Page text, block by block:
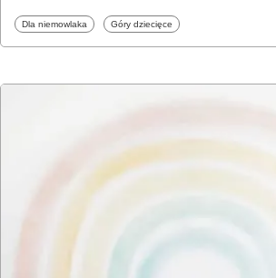
Fototapety
Dla niemowlaka Fototapety
Góry dziecięce